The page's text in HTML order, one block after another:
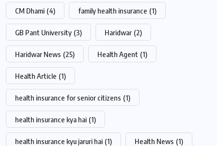
CM Dhami (4) family health insurance (1)
GB Pant University (3) Haridwar (2)
Haridwar News (25) Health Agent (1)
Health Article (1)
health insurance for senior citizens (1)
health insurance kya hai (1)
health insurance kyu jaruri hai (1) Health News (1)